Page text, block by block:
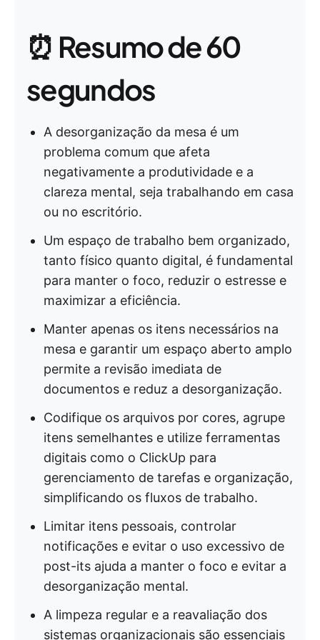
⏰ Resumo de 60
segundos
A desorganização da mesa é um
problema comum que afeta
negativamente a produtividade e a
clareza mental, seja trabalhando em casa
ou no escritório.
Um espaço de trabalho bem organizado,
tanto físico quanto digital, é fundamental
para manter o foco, reduzir o estresse e
maximizar a eficiência.
Manter apenas os itens necessários na
mesa e garantir um espaço aberto amplo
permite a revisão imediata de
documentos e reduz a desorganização.
Codifique os arquivos por cores, agrupe
itens semelhantes e utilize ferramentas
digitais como o ClickUp para
gerenciamento de tarefas e organização,
simplificando os fluxos de trabalho.
Limitar itens pessoais, controlar
notificações e evitar o uso excessivo de
post-its ajuda a manter o foco e evitar a
desorganização mental.
A limpeza regular e a reavaliação dos
sistemas organizacionais são essenciais